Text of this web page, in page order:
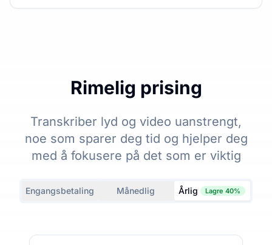
Rimelig prising
Transkriber lyd og video uanstrengt,
noe som sparer deg tid og hjelper deg
med å fokusere på det som er viktig
Engangsbetaling Månedlig Årlig Lagre 40%